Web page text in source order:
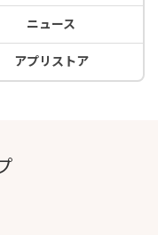
ニュース
アプリストア